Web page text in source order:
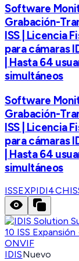
Software
Grabación-
ISS | Licencia
para cámaras
| Hasta 64
simultáneos
Software
Grabación-
ISS | Licencia
para cámaras
| Hasta 64
simultáneos
ISSEXPIDI4CH
IDISNuevo